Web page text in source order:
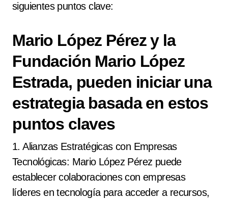
siguientes puntos clave:
Mario López Pérez y la
Fundación Mario López
Estrada, pueden iniciar una
estrategia basada en estos
puntos claves
1. Alianzas Estratégicas con Empresas
Tecnológicas: Mario López Pérez puede
establecer colaboraciones con empresas
líderes en tecnología para acceder a recursos,